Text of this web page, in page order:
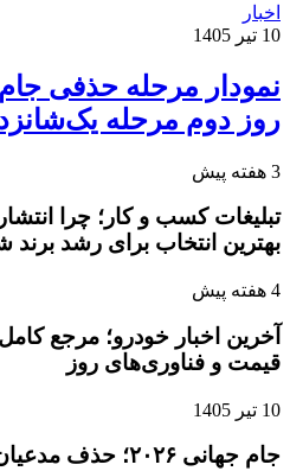
اخبار
10 تیر 1405
روز دوم مرحله
3 هفته پیش
تبلیغات کسب و کار؛ چرا
بهترین انتخاب برای رشد
4 هفته پیش
آخرین اخبار خودرو؛ مرجع
قیمت و فناوری‌های روز
10 تیر 1405
جام جهانی ۲۰۲۶؛ حذف مدعیان و ظهور شگفتی‌ها